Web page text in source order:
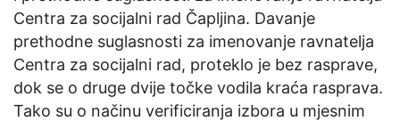
Centra za socijalni rad Čapljina. Davanje
prethodne suglasnosti za imenovanje ravnatelja
Centra za socijalni rad, proteklo je bez rasprave,
dok se o druge dvije točke vodila kraća rasprava.
Tako su o načinu verificiranja izbora u mjesnim